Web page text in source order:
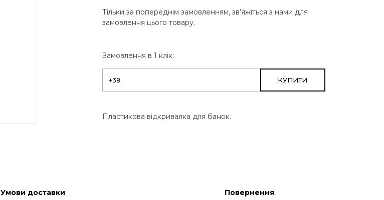
Тільки за попереднім замовленням, зв’яжіться з нами для
замовлення цього товару.
Замовлення в 1 клік:
КУПИТИ
Пластикова відкривалка для банок.
Умови доставки Повернення